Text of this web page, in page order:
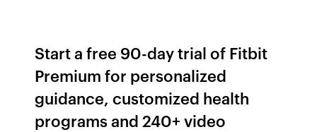
Start a free 90-day trial of Fitbit
Premium for personalized
guidance, customized health
programs and 240+ video